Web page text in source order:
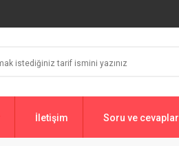
İletişim Soru ve cevaplar